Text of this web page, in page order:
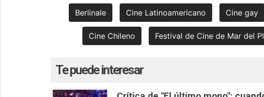
Berlinale Cine Latinoamericano Cine gay
Cine Chileno Festival de Cine de Mar del
Te puede interesar